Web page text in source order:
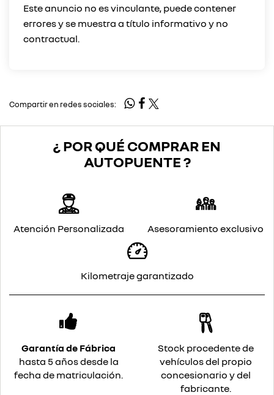
Este anuncio no es vinculante, puede contener
errores y se muestra a título informativo y no
Compartir en redes sociales:
¿ POR QUÉ COMPRAR EN
AUTOPUENTE ?
Atención Personalizada Asesoramiento exclusivo
Kilometraje garantizado
Garantía de Fábrica
hasta 5 años desde la
fecha de matriculación.
Stock procedente de
vehículos del propio
concesionario y del
fabricante.